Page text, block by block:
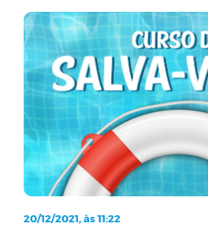
20/12/2021, às 11:22